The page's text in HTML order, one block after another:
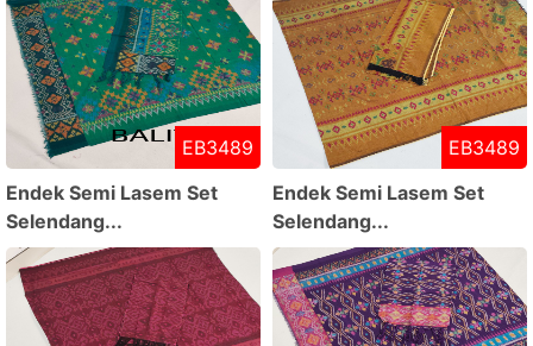
EB3489
Endek Semi Lasem Set
Selendang...
EB3489
Endek Semi Lasem Set
Selendang...